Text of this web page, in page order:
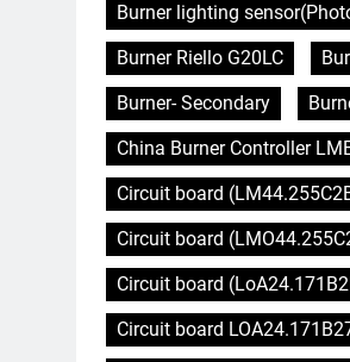
Burner lighting
Burner Riello G20LC
Burner- Secondary
China Burner Controller
Circuit board
Circuit board
Circuit board
Circuit board